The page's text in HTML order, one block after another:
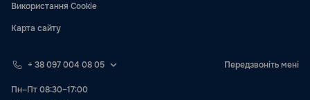
Використання Cookie
Карта сайту
+ 38 097 004 08 05 Передзвоніть мені
Пн–Пт 08:30–17:00